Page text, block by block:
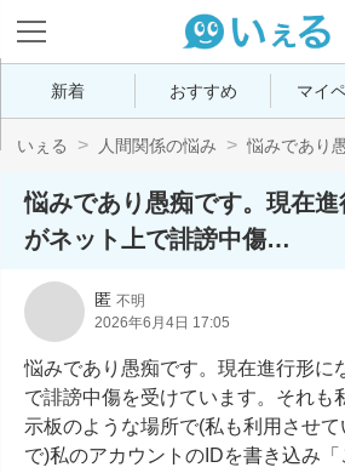
新着 おすすめ マイ
いぇる 人間関係の悩み 悩みであり
悩みであり愚痴です。現在
がネット上で誹謗中傷…
匿 不明
2026年6月4日 17:05
悩みであり愚痴です。現在進行形に
で誹謗中傷を受けています。それも
示板のような場所で(私も利用させ
で)私のアカウントのIDを書き込み